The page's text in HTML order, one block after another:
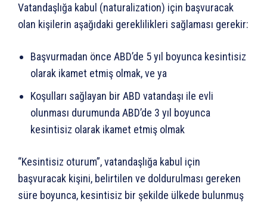
Vatandaşlığa kabul (naturalization) için başvuracak
olan kişilerin aşağıdaki gereklilikleri sağlaması gerekir:
Başvurmadan önce ABD’de 5 yıl boyunca kesintisiz
olarak ikamet etmiş olmak, ve ya
Koşulları sağlayan bir ABD vatandaşı ile evli
olunması durumunda ABD’de 3 yıl boyunca
kesintisiz olarak ikamet etmiş olmak
“Kesintisiz oturum”, vatandaşlığa kabul için
başvuracak kişini, belirtilen ve doldurulması gereken
süre boyunca, kesintisiz bir şekilde ülkede bulunmuş